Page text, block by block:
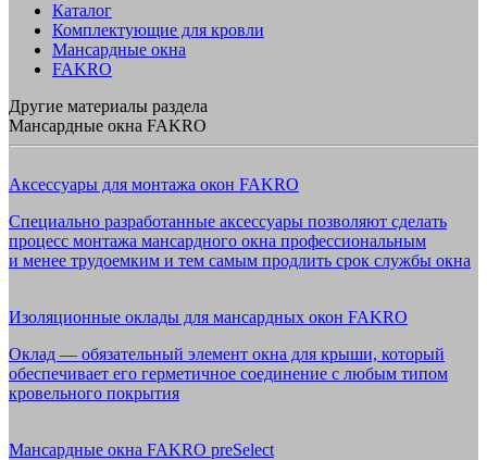
Каталог
Комплектующие для кровли
Мансардные окна
FAKRO
Другие материалы раздела
Мансардные окна FAKRO
Аксессуары для монтажа окон FAKRO
Специально разработанные аксессуары позволяют сделать
процесс монтажа мансардного окна профессиональным
и менее трудоемким и тем самым продлить срок службы окна
Изоляционные оклады для мансардных окон FAKRO
Оклад — обязательный элемент окна для крыши, который
обеспечивает его герметичное соединение с любым типом
кровельного покрытия
Мансардные окна FAKRO preSelect